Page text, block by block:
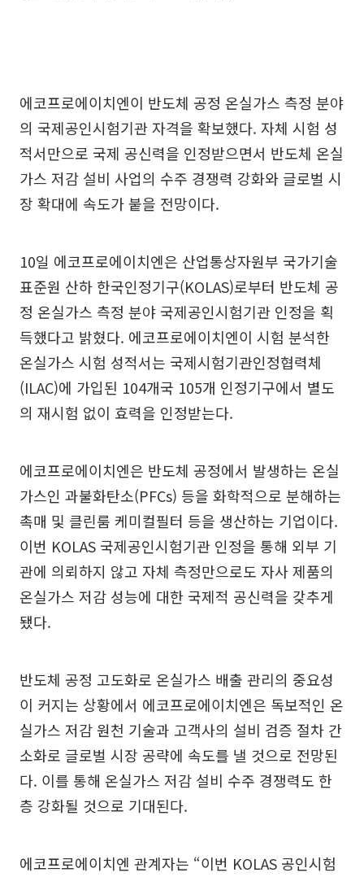
에코프로에이치엔이 반도체 공정 온실가스 측정 분야
의 국제공인시험기관 자격을 확보했다. 자체 시험 성
적서만으로 국제 공신력을 인정받으면서 반도체 온실
가스 저감 설비 사업의 수주 경쟁력 강화와 글로벌 시
장 확대에 속도가 붙을 전망이다.
10일 에코프로에이치엔은 산업통상자원부 국가기술
표준원 산하 한국인정기구(KOLAS)로부터 반도체 공
정 온실가스 측정 분야 국제공인시험기관 인정을 획
득했다고 밝혔다. 에코프로에이치엔이 시험 분석한
온실가스 시험 성적서는 국제시험기관인정협력체
(ILAC)에 가입된 104개국 105개 인정기구에서 별도
의 재시험 없이 효력을 인정받는다.
에코프로에이치엔은 반도체 공정에서 발생하는 온실
가스인 과불화탄소(PFCs) 등을 화학적으로 분해하는
촉매 및 클린룸 케미컬필터 등을 생산하는 기업이다.
이번 KOLAS 국제공인시험기관 인정을 통해 외부 기
관에 의뢰하지 않고 자체 측정만으로도 자사 제품의
온실가스 저감 성능에 대한 국제적 공신력을 갖추게
됐다.
반도체 공정 고도화로 온실가스 배출 관리의 중요성
이 커지는 상황에서 에코프로에이치엔은 독보적인 온
실가스 저감 원천 기술과 고객사의 설비 검증 절차 간
소화로 글로벌 시장 공략에 속도를 낼 것으로 전망된
다. 이를 통해 온실가스 저감 설비 수주 경쟁력도 한
층 강화될 것으로 기대된다.
에코프로에이치엔 관계자는 “이번 KOLAS 공인시험